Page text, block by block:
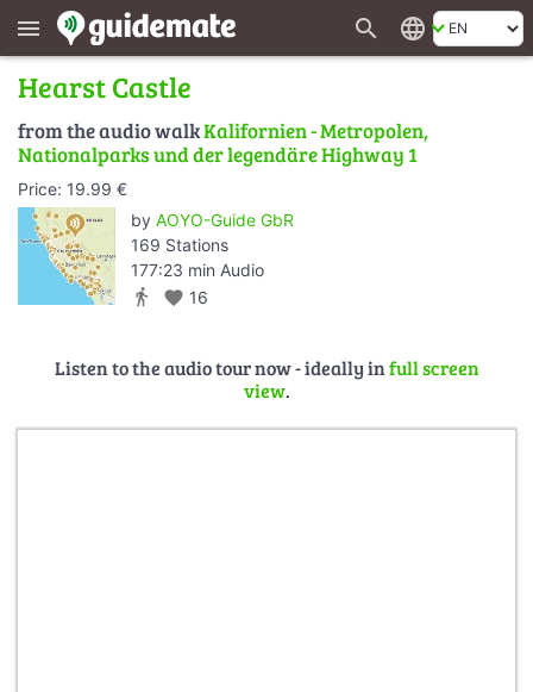
menu search language
Hearst Castle
from the audio walkKalifornien - Metropolen,
Nationalparks und der legendäre Highway 1
Price: 19.99 €
by AOYO-Guide GbR
169 Stations
177:23 min Audio
directions_walk favorite 16
Listen to the audio tour now - ideally infull screen
view.